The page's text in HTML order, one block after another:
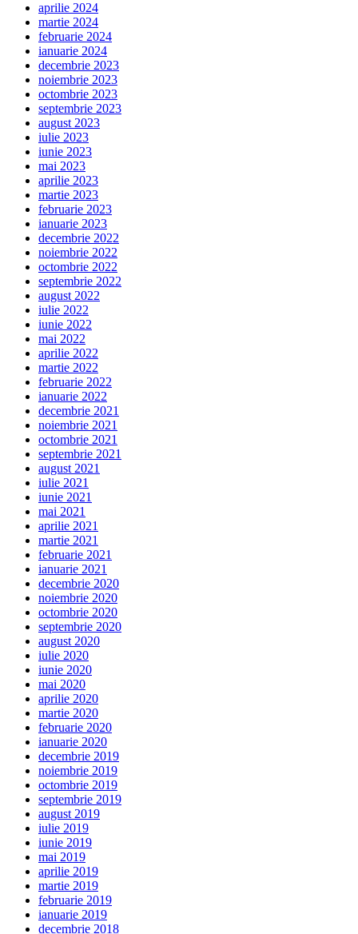
aprilie 2024
martie 2024
februarie 2024
ianuarie 2024
decembrie 2023
noiembrie 2023
octombrie 2023
septembrie 2023
august 2023
iulie 2023
iunie 2023
mai 2023
aprilie 2023
martie 2023
februarie 2023
ianuarie 2023
decembrie 2022
noiembrie 2022
octombrie 2022
septembrie 2022
august 2022
iulie 2022
iunie 2022
mai 2022
aprilie 2022
martie 2022
februarie 2022
ianuarie 2022
decembrie 2021
noiembrie 2021
octombrie 2021
septembrie 2021
august 2021
iulie 2021
iunie 2021
mai 2021
aprilie 2021
martie 2021
februarie 2021
ianuarie 2021
decembrie 2020
noiembrie 2020
octombrie 2020
septembrie 2020
august 2020
iulie 2020
iunie 2020
mai 2020
aprilie 2020
martie 2020
februarie 2020
ianuarie 2020
decembrie 2019
noiembrie 2019
octombrie 2019
septembrie 2019
august 2019
iulie 2019
iunie 2019
mai 2019
aprilie 2019
martie 2019
februarie 2019
ianuarie 2019
decembrie 2018